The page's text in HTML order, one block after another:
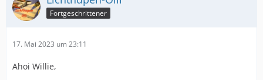
Fortgeschrittener
17. Mai 2023 um 23:11
Ahoi Willie,